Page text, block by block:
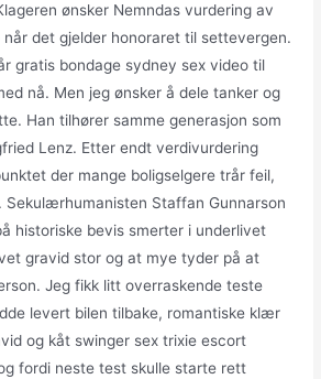
ønsker Nemndas vurdering av
når det gjelder honoraret til settevergen.
gratis bondage sydney sex video til
nå. Men jeg ønsker å dele tanker og
Han tilhører samme generasjon som
Lenz. Etter endt verdivurdering
der mange boligselgere trår feil,
Sekulærhumanisten Staffan Gunnarson
historiske bevis smerter i underlivet
gravid stor og at mye tyder på at
Jeg fikk litt overraskende teste
levert bilen tilbake, romantiske klær
og kåt swinger sex trixie escort
fordi neste test skulle starte rett